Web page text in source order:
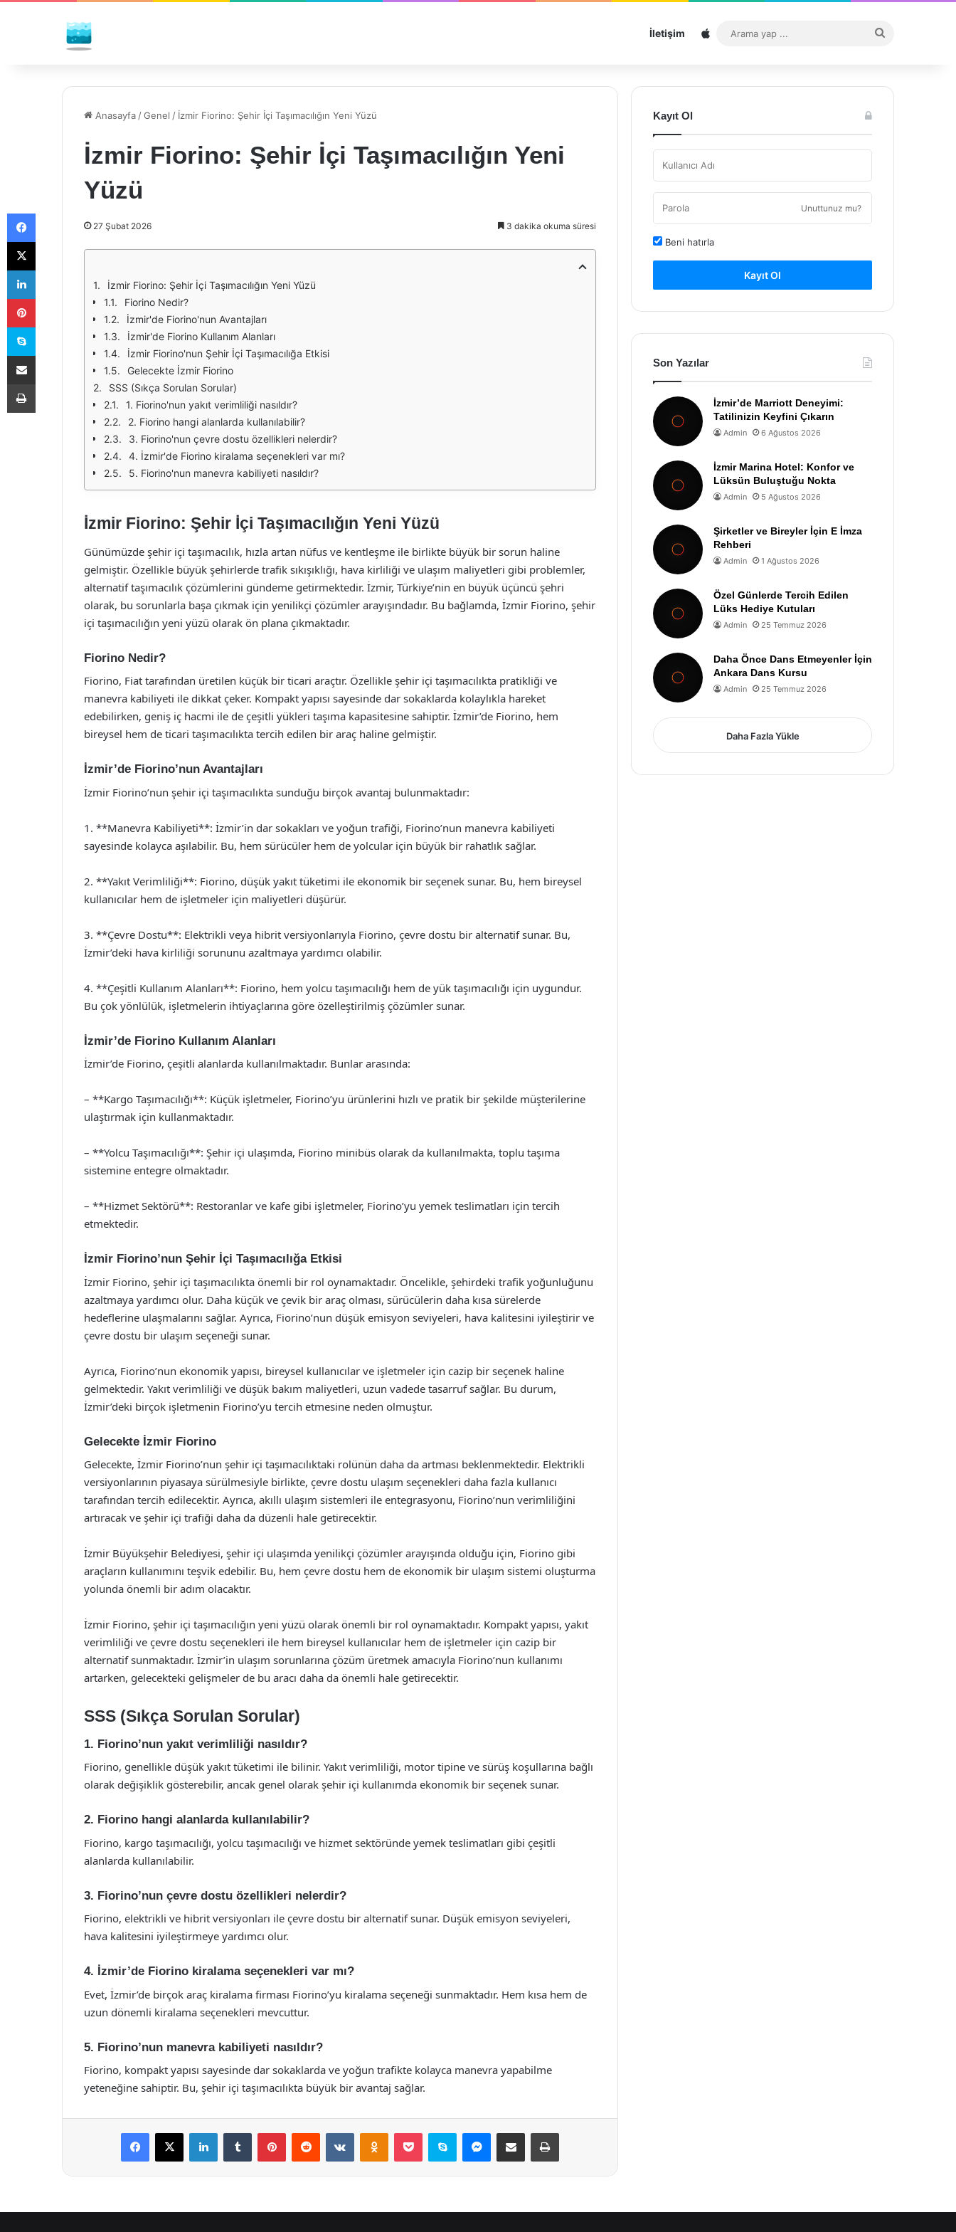
İletişim Sitemap
...
Anasayfa /Genel / İzmir Fiorino: Şehir İçi Taşımacılığın Yeni Yüzü
İzmir Fiorino: Şehir İçi Taşımacılığın Yeni
Yüzü
27 Şubat 2026 3 dakika okuma süresi
İzmir Fiorino: Şehir İçi Taşımacılığın Yeni Yüzü
Fiorino Nedir?
İzmir'de Fiorino'nun Avantajları
İzmir'de Fiorino Kullanım Alanları
İzmir Fiorino'nun Şehir İçi Taşımacılığa Etkisi
Gelecekte İzmir Fiorino
SSS (Sıkça Sorulan Sorular)
1. Fiorino'nun yakıt verimliliği nasıldır?
2. Fiorino hangi alanlarda kullanılabilir?
3. Fiorino'nun çevre dostu özellikleri nelerdir?
4. İzmir'de Fiorino kiralama seçenekleri var mı?
5. Fiorino'nun manevra kabiliyeti nasıldır?
İzmir Fiorino: Şehir İçi Taşımacılığın Yeni Yüzü
Günümüzde şehir içi taşımacılık, hızla artan nüfus ve kentleşme ile birlikte büyük bir sorun haline
gelmiştir. Özellikle büyük şehirlerde trafik sıkışıklığı, hava kirliliği ve ulaşım maliyetleri gibi problemler,
alternatif taşımacılık çözümlerini gündeme getirmektedir. İzmir, Türkiye’nin en büyük üçüncü şehri
olarak, bu sorunlarla başa çıkmak için yenilikçi çözümler arayışındadır. Bu bağlamda, İzmir Fiorino, şehir
içi taşımacılığın yeni yüzü olarak ön plana çıkmaktadır.
Fiorino Nedir?
Fiorino, Fiat tarafından üretilen küçük bir ticari araçtır. Özellikle şehir içi taşımacılıkta pratikliği ve
manevra kabiliyeti ile dikkat çeker. Kompakt yapısı sayesinde dar sokaklarda kolaylıkla hareket
edebilirken, geniş iç hacmi ile de çeşitli yükleri taşıma kapasitesine sahiptir. İzmir’de Fiorino, hem
bireysel hem de ticari taşımacılıkta tercih edilen bir araç haline gelmiştir.
İzmir’de Fiorino’nun Avantajları
İzmir Fiorino’nun şehir içi taşımacılıkta sunduğu birçok avantaj bulunmaktadır:
1. **Manevra Kabiliyeti**: İzmir’in dar sokakları ve yoğun trafiği, Fiorino’nun manevra kabiliyeti
sayesinde kolayca aşılabilir. Bu, hem sürücüler hem de yolcular için büyük bir rahatlık sağlar.
2. **Yakıt Verimliliği**: Fiorino, düşük yakıt tüketimi ile ekonomik bir seçenek sunar. Bu, hem bireysel
kullanıcılar hem de işletmeler için maliyetleri düşürür.
3. **Çevre Dostu**: Elektrikli veya hibrit versiyonlarıyla Fiorino, çevre dostu bir alternatif sunar. Bu,
İzmir’deki hava kirliliği sorununu azaltmaya yardımcı olabilir.
4. **Çeşitli Kullanım Alanları**: Fiorino, hem yolcu taşımacılığı hem de yük taşımacılığı için uygundur.
Bu çok yönlülük, işletmelerin ihtiyaçlarına göre özelleştirilmiş çözümler sunar.
İzmir’de Fiorino Kullanım Alanları
İzmir’de Fiorino, çeşitli alanlarda kullanılmaktadır. Bunlar arasında:
– **Kargo Taşımacılığı**: Küçük işletmeler, Fiorino’yu ürünlerini hızlı ve pratik bir şekilde müşterilerine
ulaştırmak için kullanmaktadır.
– **Yolcu Taşımacılığı**: Şehir içi ulaşımda, Fiorino minibüs olarak da kullanılmakta, toplu taşıma
sistemine entegre olmaktadır.
– **Hizmet Sektörü**: Restoranlar ve kafe gibi işletmeler, Fiorino’yu yemek teslimatları için tercih
etmektedir.
İzmir Fiorino’nun Şehir İçi Taşımacılığa Etkisi
İzmir Fiorino, şehir içi taşımacılıkta önemli bir rol oynamaktadır. Öncelikle, şehirdeki trafik yoğunluğunu
azaltmaya yardımcı olur. Daha küçük ve çevik bir araç olması, sürücülerin daha kısa sürelerde
hedeflerine ulaşmalarını sağlar. Ayrıca, Fiorino’nun düşük emisyon seviyeleri, hava kalitesini iyileştirir ve
çevre dostu bir ulaşım seçeneği sunar.
Ayrıca, Fiorino’nun ekonomik yapısı, bireysel kullanıcılar ve işletmeler için cazip bir seçenek haline
gelmektedir. Yakıt verimliliği ve düşük bakım maliyetleri, uzun vadede tasarruf sağlar. Bu durum,
İzmir’deki birçok işletmenin Fiorino’yu tercih etmesine neden olmuştur.
Gelecekte İzmir Fiorino
Gelecekte, İzmir Fiorino’nun şehir içi taşımacılıktaki rolünün daha da artması beklenmektedir. Elektrikli
versiyonlarının piyasaya sürülmesiyle birlikte, çevre dostu ulaşım seçenekleri daha fazla kullanıcı
tarafından tercih edilecektir. Ayrıca, akıllı ulaşım sistemleri ile entegrasyonu, Fiorino’nun verimliliğini
artıracak ve şehir içi trafiği daha da düzenli hale getirecektir.
İzmir Büyükşehir Belediyesi, şehir içi ulaşımda yenilikçi çözümler arayışında olduğu için, Fiorino gibi
araçların kullanımını teşvik edebilir. Bu, hem çevre dostu hem de ekonomik bir ulaşım sistemi oluşturma
yolunda önemli bir adım olacaktır.
İzmir Fiorino, şehir içi taşımacılığın yeni yüzü olarak önemli bir rol oynamaktadır. Kompakt yapısı, yakıt
verimliliği ve çevre dostu seçenekleri ile hem bireysel kullanıcılar hem de işletmeler için cazip bir
alternatif sunmaktadır. İzmir’in ulaşım sorunlarına çözüm üretmek amacıyla Fiorino’nun kullanımı
artarken, gelecekteki gelişmeler de bu aracı daha da önemli hale getirecektir.
SSS (Sıkça Sorulan Sorular)
1. Fiorino’nun yakıt verimliliği nasıldır?
Fiorino, genellikle düşük yakıt tüketimi ile bilinir. Yakıt verimliliği, motor tipine ve sürüş koşullarına bağlı
olarak değişiklik gösterebilir, ancak genel olarak şehir içi kullanımda ekonomik bir seçenek sunar.
2. Fiorino hangi alanlarda kullanılabilir?
Fiorino, kargo taşımacılığı, yolcu taşımacılığı ve hizmet sektöründe yemek teslimatları gibi çeşitli
alanlarda kullanılabilir.
3. Fiorino’nun çevre dostu özellikleri nelerdir?
Fiorino, elektrikli ve hibrit versiyonları ile çevre dostu bir alternatif sunar. Düşük emisyon seviyeleri,
hava kalitesini iyileştirmeye yardımcı olur.
4. İzmir’de Fiorino kiralama seçenekleri var mı?
Evet, İzmir’de birçok araç kiralama firması Fiorino’yu kiralama seçeneği sunmaktadır. Hem kısa hem de
uzun dönemli kiralama seçenekleri mevcuttur.
5. Fiorino’nun manevra kabiliyeti nasıldır?
Fiorino, kompakt yapısı sayesinde dar sokaklarda ve yoğun trafikte kolayca manevra yapabilme
yeteneğine sahiptir. Bu, şehir içi taşımacılıkta büyük bir avantaj sağlar.
Facebook
X LinkedInTumblr PinterestReddit VKontakteOdnoklassniki
Pocket Skype Messenger
E-Posta ile paylaş Yazdır
Kayıt Ol
Unuttunuz mu?
Beni hatırla
Kayıt Ol
Son Yazılar
İzmir’de Marriott Deneyimi:
Tatilinizin Keyfini Çıkarın
Admin 6 Ağustos 2026
İzmir Marina Hotel: Konfor ve
Lüksün Buluştuğu Nokta
Admin 5 Ağustos 2026
Şirketler ve Bireyler İçin E İmza
Rehberi
Admin 1 Ağustos 2026
Özel Günlerde Tercih Edilen
Lüks Hediye Kutuları
Admin 25 Temmuz 2026
Daha Önce Dans Etmeyenler İçin
Ankara Dans Kursu
Admin 25 Temmuz 2026
Daha Fazla Yükle
Facebook
X
LinkedIn
Pinterest
Skype
E-Posta ile paylaş